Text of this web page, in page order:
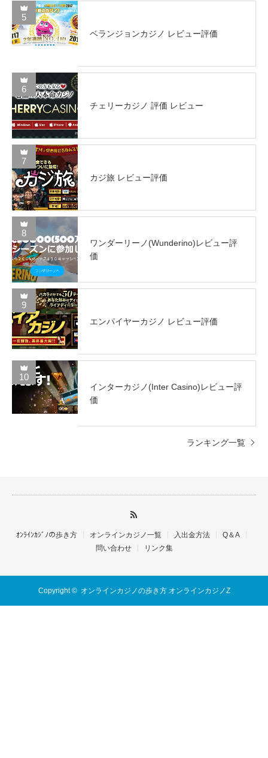
5
ベランジョンカジノ レビュー評価
6
チェリーカジノ 評価 レビュー
7
カジ旅 レビュー評価
8
ワンダーリーノ(Wunderino)レビュー評
価
9
エンパイヤーカジノ レビュー評価
10
インターカジノ(Inter Casino)レビュー評
価
ランキング一覧
ｵﾝﾗｲﾝｶｼﾞﾉの歩き方 オンラインカジノ一覧 入出金方法
Q＆A
問い合わせ
リンク集
Copyright © オンラインカジノの歩き方 オンラインカジノZ